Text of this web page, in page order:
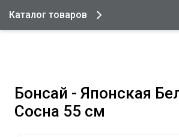
Каталог товаров
Бонсай - Японская
Сосна 55 см